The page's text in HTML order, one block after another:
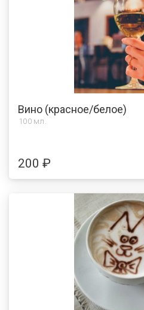
Вино (красное/белое)
100 мл.
200 ₽